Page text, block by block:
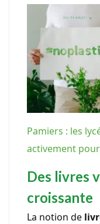
Pamiers : les
activement pour
Des livres
croissante
La notion de